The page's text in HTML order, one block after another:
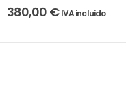
380,00 € IVA incluido